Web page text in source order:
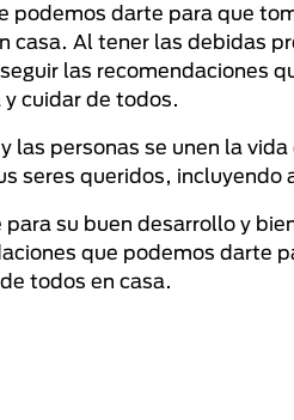
podemos darte para que
casa. Al tener las debidas
las recomendaciones
cuidar de todos.
las personas se unen la
seres queridos,
su buen desarrollo y
que podemos darte
todos en casa.